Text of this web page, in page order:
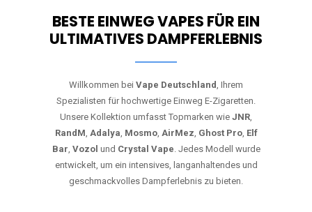
BESTE EINWEG VAPES FÜR EIN
ULTIMATIVES DAMPFERLEBNIS
Willkommen bei Vape Deutschland, Ihrem
Spezialisten für hochwertige Einweg E-Zigaretten.
Unsere Kollektion umfasst Topmarken wie JNR,
RandM, Adalya, Mosmo, AirMez, Ghost Pro, Elf
Bar, Vozol und Crystal Vape. Jedes Modell wurde
entwickelt, um ein intensives, langanhaltendes und
geschmackvolles Dampferlebnis zu bieten.